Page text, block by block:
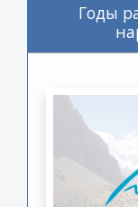
Годы